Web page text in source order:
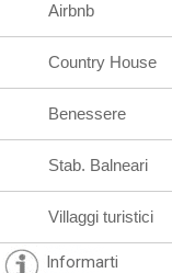
Airbnb
Country House
Benessere
Stab. Balneari
Villaggi turistici
Informarti